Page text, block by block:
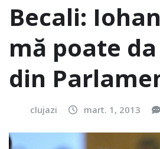
Becali:
mă poate
din
clujazi mart. 1, 2013